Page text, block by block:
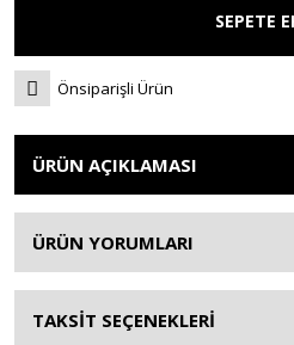
SEPETE
Önsiparişli Ürün
ÜRÜN AÇIKLAMASI
ÜRÜN YORUMLARI
TAKSİT SEÇENEKLERİ